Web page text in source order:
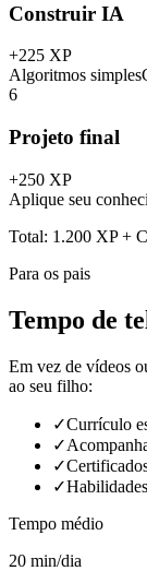
Construir IA
+225 XP
Algoritmos simples
6
Projeto final
+250 XP
Aplique seu
Total: 1.200 XP+
Para os pais
Tempo de
Em vez de vídeos
ao seu filho:
✓Currículo
✓
✓
✓
Tempo médio
20 min/dia